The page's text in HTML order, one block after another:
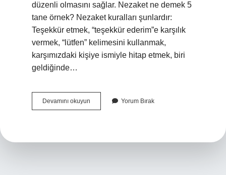
düzenli olmasını sağlar. Nezaket ne demek 5
tane örnek? Nezaket kuralları şunlardır:
Teşekkür etmek, “teşekkür ederim”e karşılık
vermek, “lütfen” kelimesini kullanmak,
karşımızdaki kişiye ismiyle hitap etmek, biri
geldiğinde…
Devamını okuyun Nezaket
Nedir
Yorum Bırak